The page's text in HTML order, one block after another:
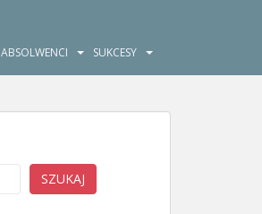
ABSOLWENCI SUKCESY
SZUKAJ